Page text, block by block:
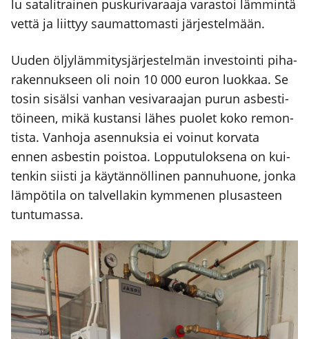
lu sata­lit­rai­nen pus­ku­ri­va­raa­ja varas­toi läm­min­tä
vet­tä ja liit­tyy sau­mat­to­mas­ti jär­jes­tel­mään.
Uuden öljy­läm­mi­tys­jär­jes­tel­män inves­toin­ti piha­
ra­ken­nuk­seen oli noin 10 000 euron luok­kaa. Se
tosin sisäl­si van­han vesi­va­raa­jan purun asbes­ti­
töi­neen, mikä kus­tan­si lähes puo­let koko remon­
tis­ta. Van­ho­ja asen­nuk­sia ei voi­nut kor­va­ta
ennen asbes­tin pois­toa. Lop­pu­tu­lok­se­na on kui­
ten­kin siis­ti ja käy­tän­nöl­li­nen pan­nu­huo­ne, jon­ka
läm­pö­ti­la on tal­vel­la­kin kym­me­nen plusas­teen
tun­tu­mas­sa.